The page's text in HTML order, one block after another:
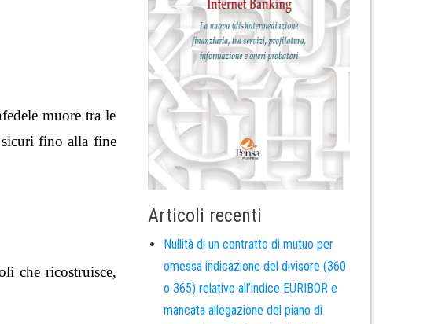
muore tra le
sicuri fino alla fine
che ricostruisce,
Articoli recenti
Nullità di un contratto di mutuo per
omessa indicazione del divisore (360
o 365) relativo all’indice EURIBOR e
mancata allegazione del piano di